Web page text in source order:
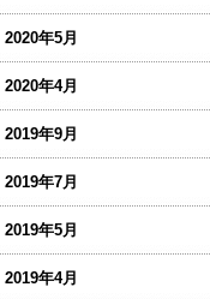
2020年5月
2020年4月
2019年9月
2019年7月
2019年5月
2019年4月